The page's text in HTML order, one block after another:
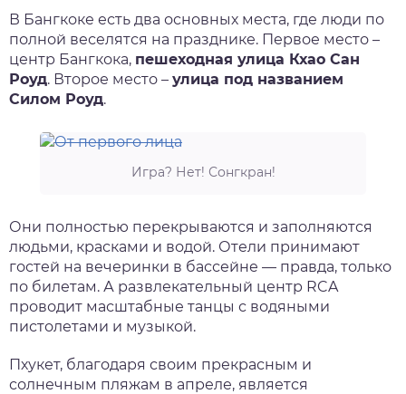
В Бангкоке есть два основных места, где люди по
полной веселятся на празднике. Первое место –
центр Бангкока, пешеходная улица Кхао Сан
Роуд. Второе место – улица под названием
Силом Роуд.
Игра? Нет! Сонгкран!
Они полностью перекрываются и заполняются
людьми, красками и водой. Отели принимают
гостей на вечеринки в бассейне — правда, только
по билетам. А развлекательный центр RCA
проводит масштабные танцы с водяными
пистолетами и музыкой.
Пхукет, благодаря своим прекрасным и
солнечным пляжам в апреле, является